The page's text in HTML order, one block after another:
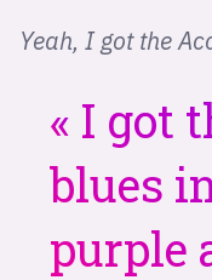
Yeah, I got the
I got
blues
purple